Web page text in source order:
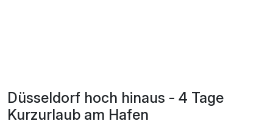
Düsseldorf hoch hinaus - 4 Tage
Kurzurlaub am Hafen